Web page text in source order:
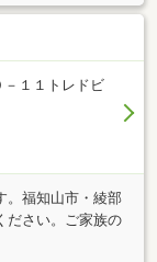
１１トレドビ
。福知山市・綾部
ださい。ご家族の
おります。エリ